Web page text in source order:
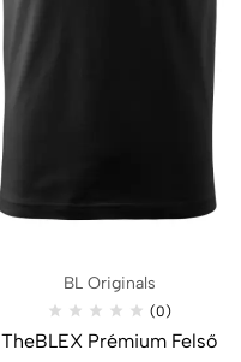
BL Originals
(0)
TheBLEX Prémium Felső